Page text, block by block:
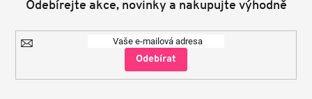
Odebírejte akce, novinky a nakupujte výhodně
se